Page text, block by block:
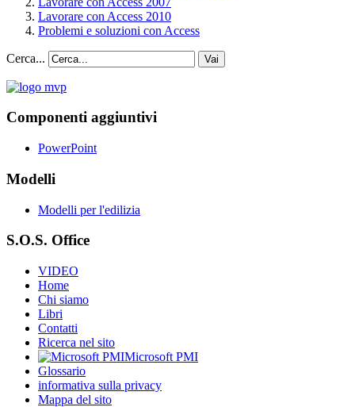
Lavorare con Access 2010
Problemi e soluzioni con Access
Cerca... Vai
Componenti aggiuntivi
PowerPoint
Modelli
Modelli per l'edilizia
S.O.S. Office
VIDEO
Home
Chi siamo
Libri
Contatti
Ricerca nel sito
Microsoft PMI
Glossario
informativa sulla privacy
Mappa del sito